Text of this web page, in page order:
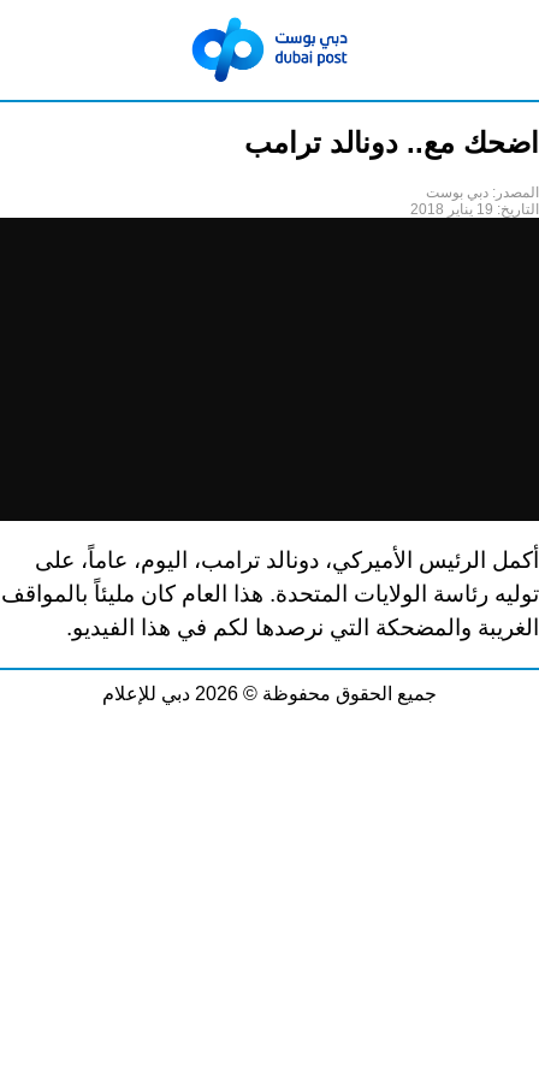
اضحك مع.. دونالد ترامب
المصدر: دبي بوست
التاريخ: 19 يناير 2018
أكمل الرئيس الأميركي، دونالد ترامب، اليوم، عاماً، على
توليه رئاسة الولايات المتحدة. هذا العام كان مليئاً بالمواقف
الغريبة والمضحكة التي نرصدها لكم في هذا الفيديو.
جميع الحقوق محفوظة © 2026 دبي للإعلام